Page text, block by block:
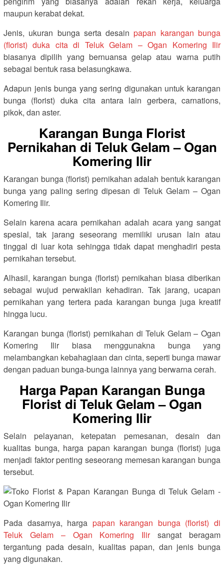
maupun kerabat dekat.
Jenis, ukuran bunga serta desainpapan karangan bunga
(florist) duka cita di Teluk Gelam – Ogan Komering Ilir
biasanya dipilih yang bernuansa gelap atau warna putih
sebagai bentuk rasa belasungkawa.
Adapun jenis bunga yang sering digunakan untuk karangan
bunga (florist) duka cita antara lain gerbera, carnations,
pikok, dan aster.
Karangan Bunga Florist
Pernikahan di Teluk Gelam – Ogan
Komering Ilir
Karangan bunga (florist) pernikahan adalah bentuk karangan
bunga yang paling sering dipesan di Teluk Gelam – Ogan
Komering Ilir.
Selain karena acara pernikahan adalah acara yang sangat
spesial, tak jarang seseorang memiliki urusan lain atau
tinggal di luar kota sehingga tidak dapat menghadiri pesta
pernikahan tersebut.
Alhasil, karangan bunga (florist) pernikahan biasa diberikan
sebagai wujud perwakilan kehadiran. Tak jarang, ucapan
pernikahan yang tertera pada karangan bunga juga kreatif
hingga lucu.
Karangan bunga (florist) pernikahan di Teluk Gelam – Ogan
Komering Ilir biasa menggunakna bunga yang
melambangkan kebahagiaan dan cinta, seperti bunga mawar
dengan paduan bunga-bunga lainnya yang berwarna cerah.
Harga Papan Karangan Bunga
Florist di Teluk Gelam – Ogan
Komering Ilir
Selain pelayanan, ketepatan pemesanan, desain dan
kualitas bunga, harga papan karangan bunga (florist) juga
menjadi faktor penting seseorang memesan karangan bunga
tersebut.
Pada dasarnya, harga papan karangan bunga (florist) di
Teluk Gelam – Ogan Komering Ilirsangat beragam
tergantung pada desain, kualitas papan, dan jenis bunga
yang digunakan.